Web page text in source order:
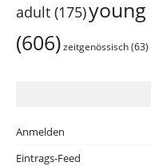
adult (175)
(606) zeitgenössisch (63)
Anmelden
Eintrags-Feed